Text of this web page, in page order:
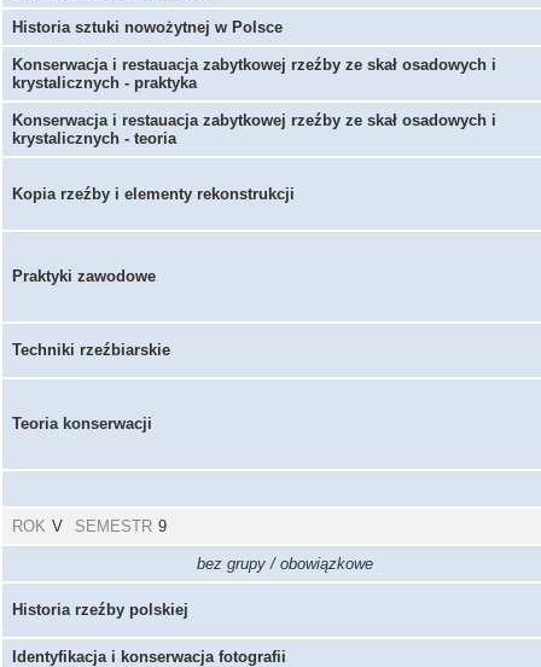
Historia sztuki nowożytnej w Polsce
Konserwacja i restauacja zabytkowej rzeźby ze skał osadowych i
krystalicznych - praktyka
Konserwacja i restauacja zabytkowej rzeźby ze skał osadowych i
krystalicznych - teoria
Kopia rzeźby i elementy rekonstrukcji
Praktyki zawodowe
Techniki rzeźbiarskie
Teoria konserwacji
ROK V SEMESTR 9
bez grupy / obowiązkowe
Historia rzeźby polskiej
Identyfikacja i konserwacja fotografii